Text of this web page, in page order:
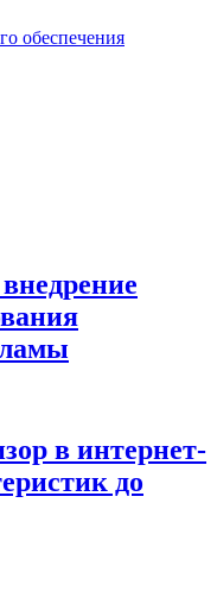
обеспечения
в интернет-
до